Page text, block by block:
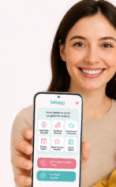
Lorem
Ipsum
Dolor
Lorem
Ipsum
Dolor